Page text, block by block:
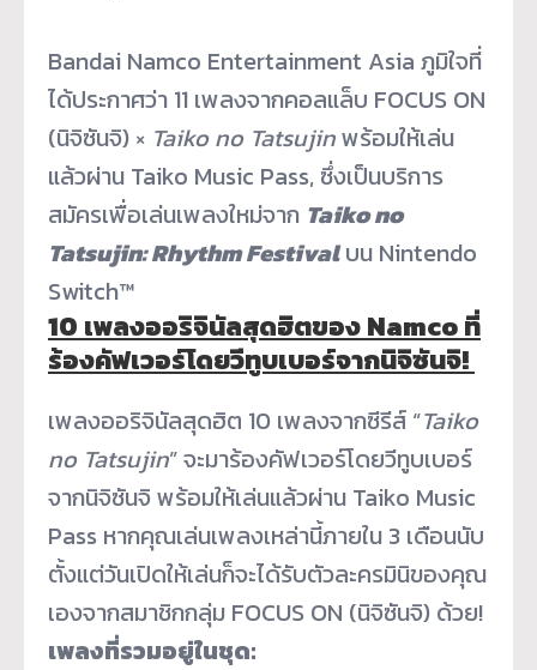
Bandai Namco Entertainment Asia ภูมิใจที่
ได้ประกาศว่า 11 เพลงจากคอลแล็บ FOCUS ON
(นิจิซันจิ) × Taiko no Tatsujinพร้อมให้เล่น
แล้วผ่าน Taiko Music Pass, ซึ่งเป็นบริการ
สมัครเพื่อเล่นเพลงใหม่จาก Taiko no
Tatsujin: Rhythm Festivalบน Nintendo
Switch™
10 เพลงออริจินัลสุดฮิตของ Namco ที่
ร้องคัฟเวอร์โดยวีทูบเบอร์จากนิจิซันจิ!
เพลงออริจินัลสุดฮิต 10 เพลงจากซีรีส์ “Taiko
no Tatsujin” จะมาร้องคัฟเวอร์โดยวีทูบเบอร์
จากนิจิซันจิ พร้อมให้เล่นแล้วผ่าน Taiko Music
Pass หากคุณเล่นเพลงเหล่านี้ภายใน 3 เดือนนับ
ตั้งแต่วันเปิดให้เล่นก็จะได้รับตัวละครมินิของคุณ
เองจากสมาชิกกลุ่ม FOCUS ON (นิจิซันจิ) ด้วย!
เพลงที่รวมอยู่ในชุด: